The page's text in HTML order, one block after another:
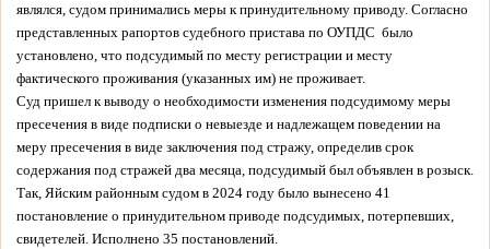
являлся, судом принимались меры к принудительному приводу. Согласно
представленных рапортов судебного пристава по ОУПДС было
установлено, что подсудимый по месту регистрации и месту
фактического проживания (указанных им) не проживает.
Суд пришел к выводу о необходимости изменения подсудимому меры
пресечения в виде подписки о невыезде и надлежащем поведении на
меру пресечения в виде заключения под стражу, определив срок
содержания под стражей два месяца, подсудимый был объявлен в розыск.
Так, Яйским районным судом в 2024 году было вынесено 41
постановление о принудительном приводе подсудимых, потерпевших,
свидетелей. Исполнено 35 постановлений.